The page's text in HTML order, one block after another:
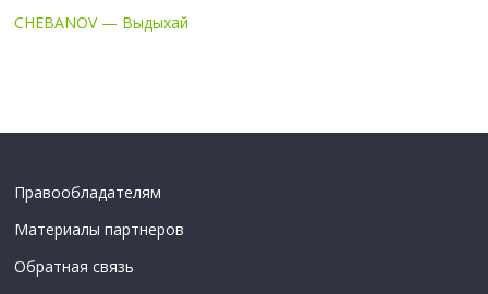
CHEBANOV — Выдыхай
Правообладателям
Материалы партнеров
Обратная связь